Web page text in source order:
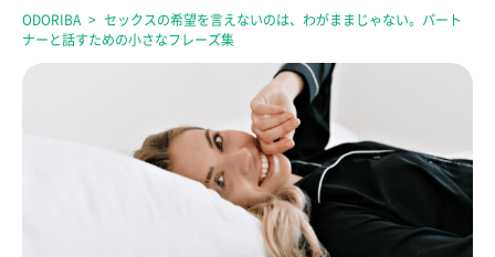
ODORIBA
セックスの希望を言えないのは、わがままじゃない。パート
ナーと話すための小さなフレーズ集